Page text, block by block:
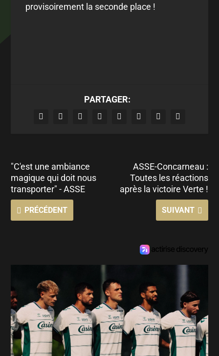
provisoirement la seconde place !
PARTAGER:
"C'est une ambiance
magique qui doit nous
transporter" - ASSE
PRÉCÉDENT
ASSE-Concarneau :
Toutes les réactions
après la victoire Verte !
SUIVANT